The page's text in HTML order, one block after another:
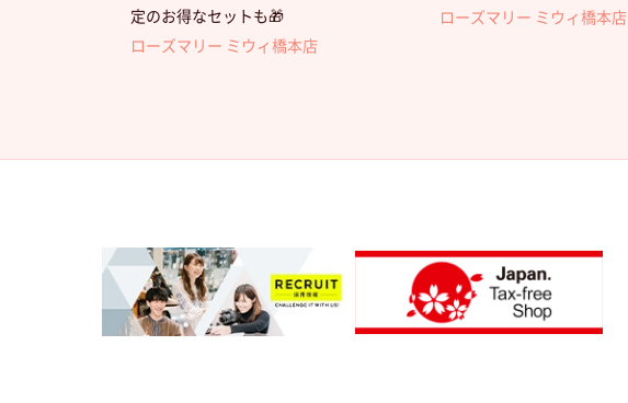
定のお得なセットも🎁
ローズマリー ミウィ橋本店
ローズマリー ミウィ橋本店